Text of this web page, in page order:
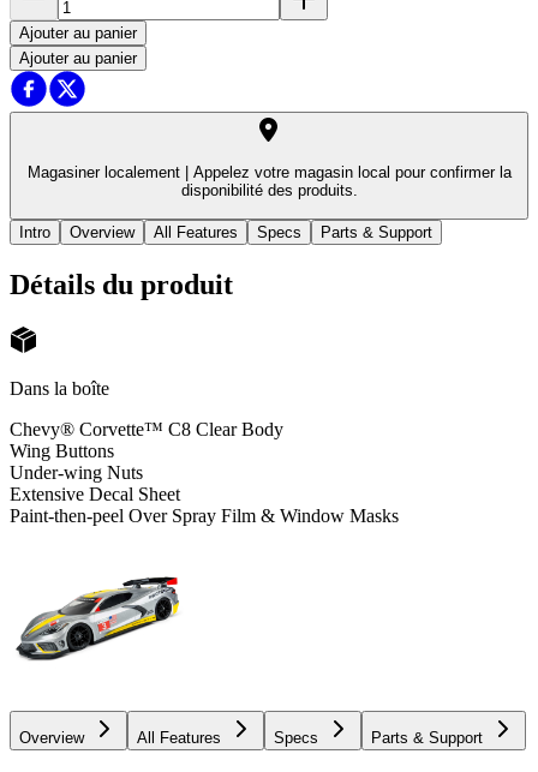
Ajouter au panier
Ajouter au panier
Magasiner localement |
Appelez votre magasin local pour confirmer la
disponibilité des produits.
Intro Overview All Features Specs Parts & Support
Détails du produit
Dans la boîte
Chevy® Corvette™ C8 Clear Body
Wing Buttons
Under-wing Nuts
Extensive Decal Sheet
Paint-then-peel Over Spray Film & Window Masks
Overview All Features Specs Parts & Support